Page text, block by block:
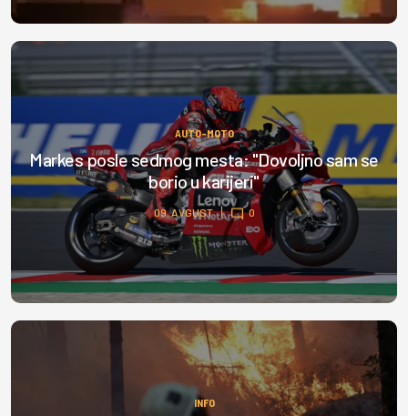
AUTO-MOTO
Markes posle sedmog mesta: "Dovoljno sam se
borio u karijeri"
09. AVGUST 0
INFO